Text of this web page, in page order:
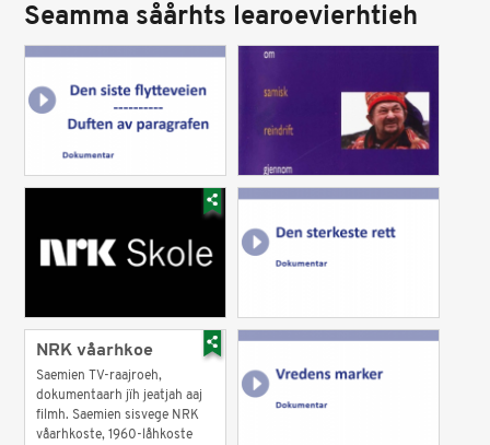
Seamma såårhts learoevierhtieh
NRK våarhkoe
Saemien TV-raajroeh,
dokumentaarh jïh jeatjah aaj
filmh. Saemien sisvege NRK
våarhkoste, 1960-låhkoste